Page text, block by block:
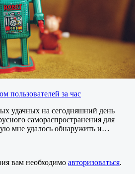
пользователей за час
удачных на сегодняшний день
самораспространения для
мне удалось обнаружить и…
вам необходимо авторизоваться.